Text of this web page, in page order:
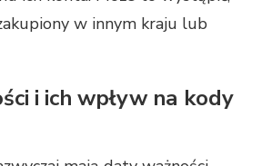
w innym kraju lub
i ich wpływ na kody